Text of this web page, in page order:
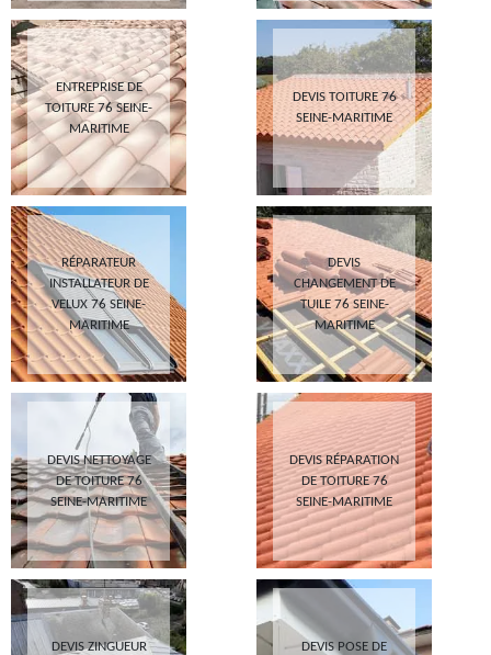
ENTREPRISE DE
TOITURE 76 SEINE-
MARITIME
DEVIS TOITURE 76
SEINE-MARITIME
RÉPARATEUR
INSTALLATEUR DE
VELUX 76 SEINE-
MARITIME
DEVIS
CHANGEMENT DE
TUILE 76 SEINE-
MARITIME
DEVIS NETTOYAGE
DE TOITURE 76
SEINE-MARITIME
DEVIS RÉPARATION
DE TOITURE 76
SEINE-MARITIME
DEVIS ZINGUEUR
DEVIS POSE DE